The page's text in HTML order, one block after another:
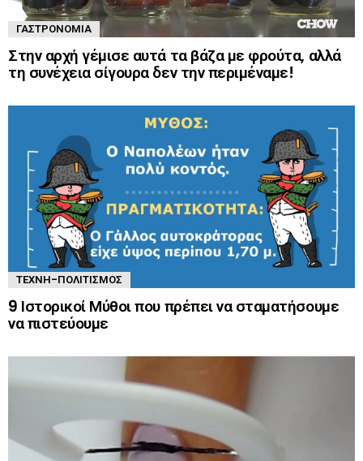
ΓΑΣΤΡΟΝΟΜΊΑ
Στην αρχή γέμισε αυτά τα βάζα με φρούτα, αλλά
τη συνέχεια σίγουρα δεν την περιμέναμε!
ΤΈΧΝΗ-ΠΟΛΙΤΙΣΜΌΣ
9 Ιστορικοί Μύθοι που πρέπει να σταματήσουμε
να πιστεύουμε